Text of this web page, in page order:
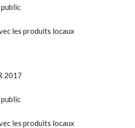
les produits locaux
2017
les produits locaux